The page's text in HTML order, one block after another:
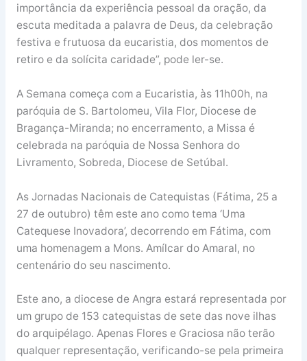
importância da experiência pessoal da oração, da
escuta meditada a palavra de Deus, da celebração
festiva e frutuosa da eucaristia, dos momentos de
retiro e da solícita caridade”, pode ler-se.
A Semana começa com a Eucaristia, às 11h00h, na
paróquia de S. Bartolomeu, Vila Flor, Diocese de
Bragança-Miranda; no encerramento, a Missa é
celebrada na paróquia de Nossa Senhora do
Livramento, Sobreda, Diocese de Setúbal.
As Jornadas Nacionais de Catequistas (Fátima, 25 a
27 de outubro) têm este ano como tema ‘Uma
Catequese Inovadora’, decorrendo em Fátima, com
uma homenagem a Mons. Amílcar do Amaral, no
centenário do seu nascimento.
Este ano, a diocese de Angra estará representada por
um grupo de 153 catequistas de sete das nove ilhas
do arquipélago. Apenas Flores e Graciosa não terão
qualquer representação, verificando-se pela primeira